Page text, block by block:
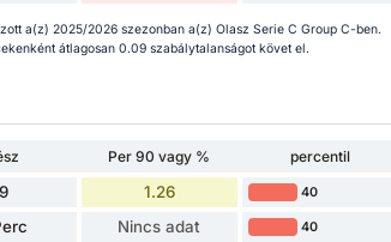
a(z) 2025/2026 szezonban a(z) Olasz Serie C Group C-ben.
átlagosan 0.09 szabálytalanságot követ el.
Per 90 vagy %
percentil
1.26 40
Nincs adat 40